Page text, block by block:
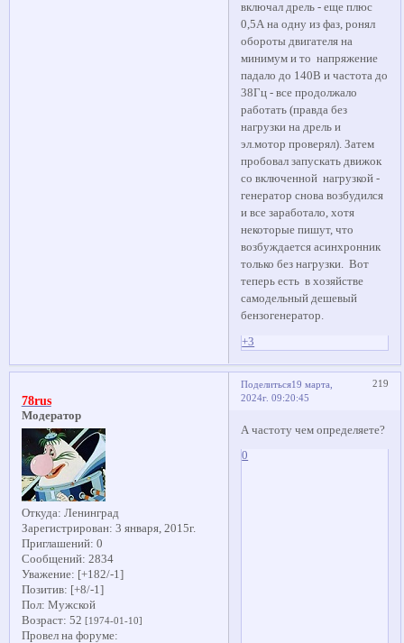
включал дрель - еще плюс
0,5А на одну из фаз, ронял
обороты двигателя на
минимум и то напряжение
падало до 140В и частота до
38Гц - все продолжало
работать (правда без
нагрузки на дрель и
эл.мотор проверял). Затем
пробовал запускать движок
со включенной нагрузкой -
генератор снова возбудился
и все заработало, хотя
некоторые пишут, что
возбуждается асинхронник
только без нагрузки. Вот
теперь есть в хозяйстве
самодельный дешевый
бензогенератор.
+3
Поделиться 219
19 марта,
2024г. 09:20:45
78rus
Модератор
Откуда: Ленинград
Зарегистрирован: 3 января, 2015г.
Приглашений: 0
Сообщений: 2834
Уважение: [+182/-1]
Позитив: [+8/-1]
Пол: Мужской
Возраст: 52 [1974-01-10]
Провел на форуме:
А частоту чем определяете?
0